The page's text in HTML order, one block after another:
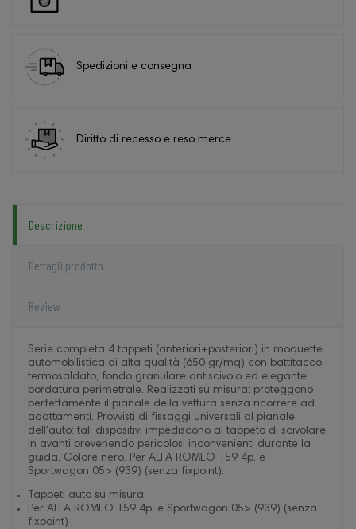
Spedizioni e consegna
Diritto di recesso e reso merce
Descrizione
Dettagli prodotto
Review
Serie completa 4 tappeti (anteriori+posteriori) in moquette
automobilistica di alta qualità (650 gr/mq) con battitacco
termosaldato, fondo granulare antiscivolo ed elegante
bordatura perimetrale. Realizzati su misura: proteggono
perfettamente il pianale della vettura senza ricorrere ad
adattamenti. Provvisti di fissaggi universali al pianale
dell'auto: tali dispositivi impediscono al tappeto di scivolare
in avanti prevenendo pericolosi inconvenienti durante la
guida. Colore nero. Per ALFA ROMEO 159 4p. e
Sportwagon 05> (939) (senza fixpoint).
Tappeti auto su misura
Per ALFA ROMEO 159 4p. e Sportwagon 05> (939) (senza
fixpoint)